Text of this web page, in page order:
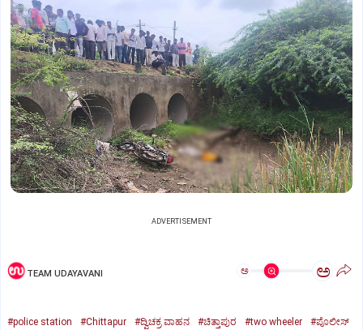
ADVERTISEMENT
TEAM UDAYAVANI ಅ ಅ
#police station #Chittapur #ದ್ವಿಚಕ್ರ ವಾಹನ #ಚಿತ್ತಾಪುರ #two wheeler
#ಪೊಲೀಸ್